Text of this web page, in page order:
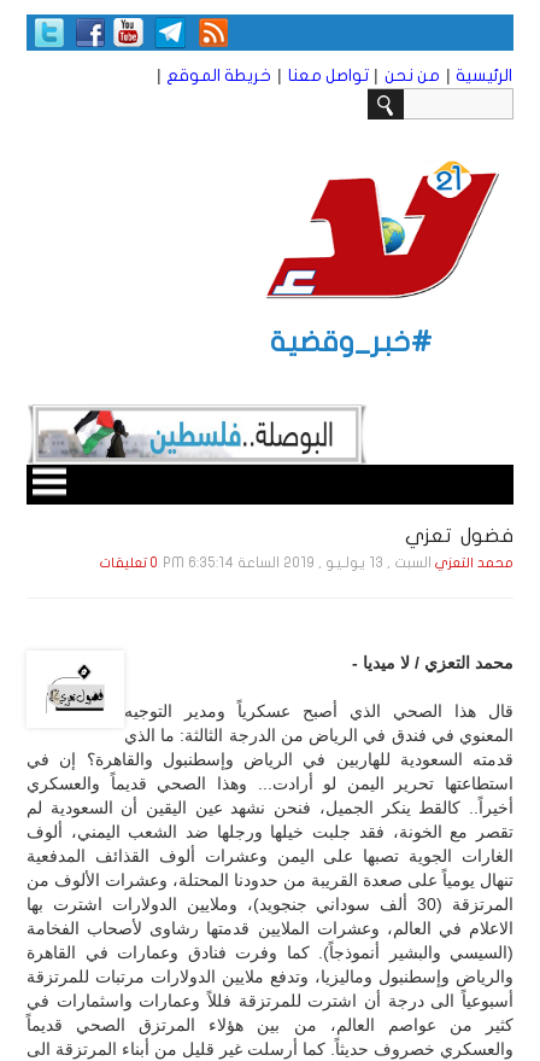
الرئيسية | من نحن | تواصل معنا | خريطة الموقع |
#خبر_وقضية
فضول تعزي
محمد التعزي السبت , 13 يـولـيـو , 2019 الساعة 6:35:14 PM 0 تعليقات
محمد التعزي / لا ميديا -
قال هذا الصحي الذي أصبح عسكرياً ومدير التوجيه
المعنوي في فندق في الرياض من الدرجة الثالثة: ما الذي
قدمته السعودية للهاربين في الرياض وإسطنبول والقاهرة؟ إن في
استطاعتها تحرير اليمن لو أرادت... وهذا الصحي قديماً والعسكري
أخيراً.. كالقط ينكر الجميل، فنحن نشهد عين اليقين أن السعودية لم
تقصر مع الخونة، فقد جلبت خيلها ورجلها ضد الشعب اليمني، ألوف
الغارات الجوية تصبها على اليمن وعشرات ألوف القذائف المدفعية
تنهال يومياً على صعدة القريبة من حدودنا المحتلة، وعشرات الألوف من
المرتزقة (30 ألف سوداني جنجويد)، وملايين الدولارات اشترت بها
الاعلام في العالم، وعشرات الملايين قدمتها رشاوى لأصحاب الفخامة
(السيسي والبشير أنموذجاً). كما وفرت فنادق وعمارات في القاهرة
والرياض وإسطنبول وماليزيا، وتدفع ملايين الدولارات مرتبات للمرتزقة
أسبوعياً الى درجة أن اشترت للمرتزقة فللاً وعمارات واسثمارات في
كثير من عواصم العالم، من بين هؤلاء المرتزق الصحي قديماً
والعسكري خصروف حديثاً. كما أرسلت غير قليل من أبناء المرتزقة الى